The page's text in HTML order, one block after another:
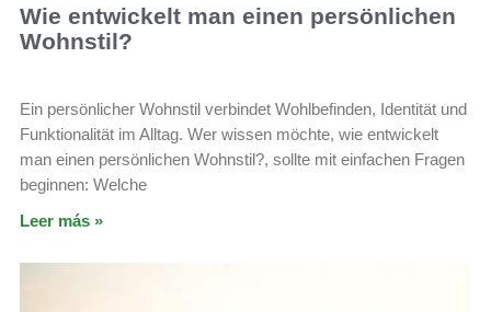
Wie entwickelt man einen persönlichen
Wohnstil?
Ein persönlicher Wohnstil verbindet Wohlbefinden, Identität und
Funktionalität im Alltag. Wer wissen möchte, wie entwickelt
man einen persönlichen Wohnstil?, sollte mit einfachen Fragen
beginnen: Welche
Leer más »